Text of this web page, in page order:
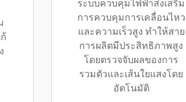
ระบบควบคุมไฟฟ้าส่งเสริม
การควบคุมการเคลื่อนไหว
และความเร็วสูง ทำให้สาย
การผลิตมีประสิทธิภาพสูง
โดยตรวจจับผลของการ
รวมตัวและเส้นใยแสงโดย
อัตโนมัติ